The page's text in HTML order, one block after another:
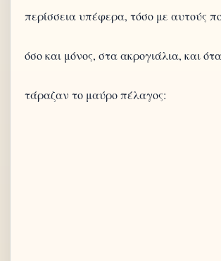
περίσσεια υπέφερα, τόσο με αυτούς
όσο και μόνος, στα ακρογιάλια, και